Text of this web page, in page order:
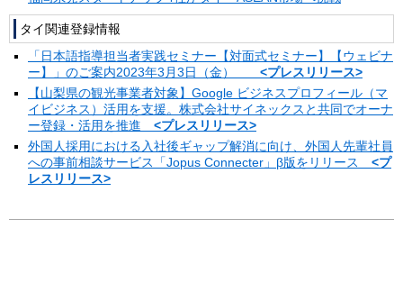
タイ関連登録情報
「日本語指導担当者実践セミナー【対面式セミナー】【ウェビナ
ー】」のご案内2023年3月3日（金） <プレスリリース>
【山梨県の観光事業者対象】Google ビジネスプロフィール（マ
イビジネス）活用を支援。株式会社サイネックスと共同でオーナ
ー登録・活用を推進 <プレスリリース>
外国人採用における入社後ギャップ解消に向け、外国人先輩社員
への事前相談サービス「Jopus Connecter」β版をリリース <プ
レスリリース>